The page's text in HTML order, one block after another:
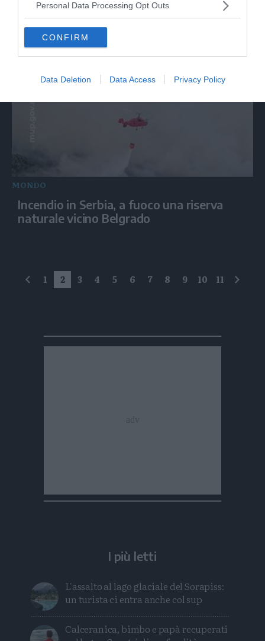
Personal Data Processing Opt Outs
CONFIRM
Data Deletion Data Access Privacy Policy
Al via il Locarno Film Festival, premiata
Isabella Rossellini con l'Excellence Award
MONDO
Incendio in Serbia, a fuoco una riserva
naturale vicino Belgrado
precedente
1 2 3 4 5 6 7 8 9 10 11
I più letti
L'assalto al lago glaciale del Sorapiss:
un turista ci entra anche col sup
Calceranica, bimbo e papà recuperati